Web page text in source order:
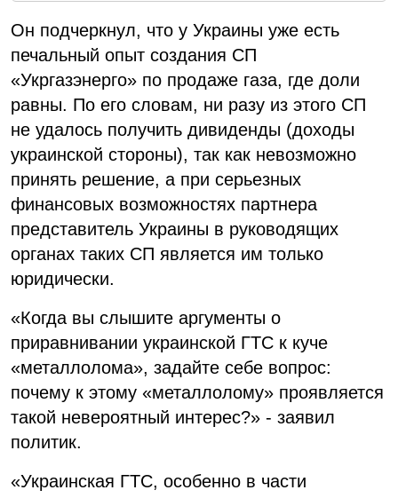
Он подчеркнул, что у Украины уже есть
печальный опыт создания СП
«Укргазэнерго» по продаже газа, где доли
равны. По его словам, ни разу из этого СП
не удалось получить дивиденды (доходы
украинской стороны), так как невозможно
принять решение, а при серьезных
финансовых возможностях партнера
представитель Украины в руководящих
органах таких СП является им только
юридически.
«Когда вы слышите аргументы о
приравнивании украинской ГТС к куче
«металлолома», задайте себе вопрос:
почему к этому «металлолому» проявляется
такой невероятный интерес?» - заявил
политик.
«Украинская ГТС, особенно в части